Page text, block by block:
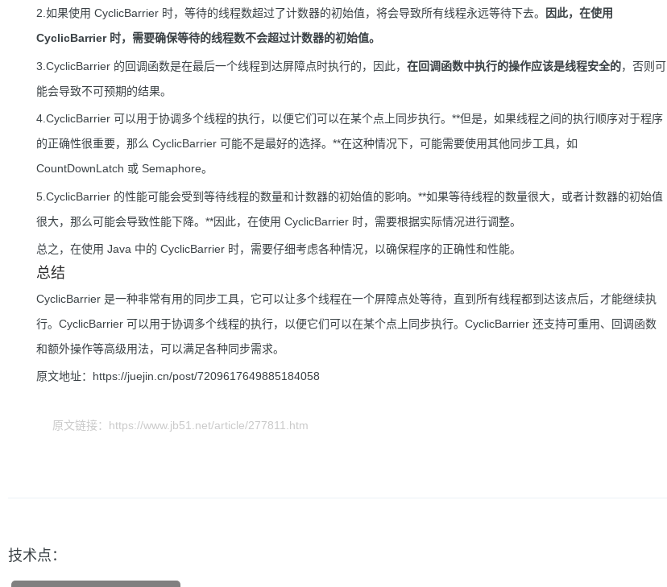
2.如果使用 CyclicBarrier 时，等待的线程数超过了计数器的初始值，将会导致所有线程永远等待下去。
因此，在使用
CyclicBarrier 时，需要确保等待的线程数不会超过计数器的初始值。
3.CyclicBarrier 的回调函数是在最后一个线程到达屏障点时执行的，因此， 在回调函数中执行的操作应该是线程安全的，否则可
能会导致不可预期的结果。
4.CyclicBarrier 可以用于协调多个线程的执行，以便它们可以在某个点上同步执行。**但是，如果线程之间的执行顺序对于程序
的正确性很重要，那么 CyclicBarrier 可能不是最好的选择。**在这种情况下，可能需要使用其他同步工具，如
CountDownLatch 或 Semaphore。
5.CyclicBarrier 的性能可能会受到等待线程的数量和计数器的初始值的影响。**如果等待线程的数量很大，或者计数器的初始值
很大，那么可能会导致性能下降。**因此，在使用 CyclicBarrier 时，需要根据实际情况进行调整。
总之，在使用 Java 中的 CyclicBarrier 时，需要仔细考虑各种情况，以确保程序的正确性和性能。
总结
CyclicBarrier 是一种非常有用的同步工具，它可以让多个线程在一个屏障点处等待，直到所有线程都到达该点后，才能继续执
行。CyclicBarrier 可以用于协调多个线程的执行，以便它们可以在某个点上同步执行。CyclicBarrier 还支持可重用、回调函数
和额外操作等高级用法，可以满足各种同步需求。
原文地址：https://juejin.cn/post/7209617649885184058
原文链接：https://www.jb51.net/article/277811.htm
技术点：